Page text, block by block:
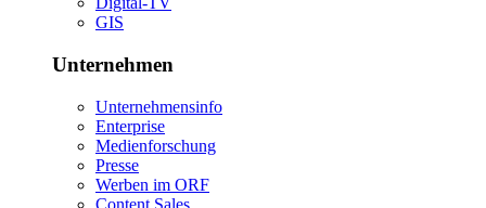
GIS
Unternehmen
Unternehmensinfo
Enterprise
Medienforschung
Presse
WerbenimORF
ContentSales